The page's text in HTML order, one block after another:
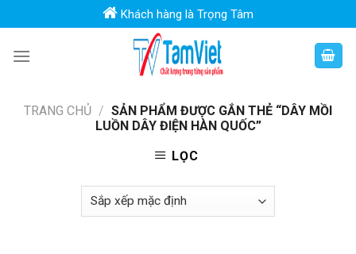
to
content
Khách hàng là Trọng Tâm
TRANG CHỦ / SẢN PHẨM ĐƯỢC GẮN THẺ “DÂY MỒI
LUỒN DÂY ĐIỆN HÀN QUỐC”
LỌC